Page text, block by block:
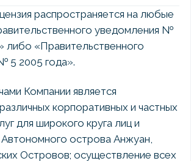
распространяется на любые
уведомления №
либо «Правительственного
5 2005 года».
Компании является
корпоративных и частных
для широкого круга лиц и
острова Анжуан,
Островов; осуществление всех